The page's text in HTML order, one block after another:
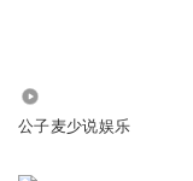
公子麦少说娱乐